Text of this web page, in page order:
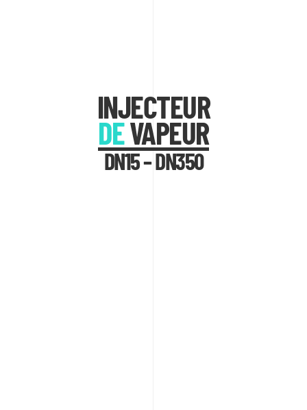
INJECTEUR
DEVAPEUR
DN15 – DN350